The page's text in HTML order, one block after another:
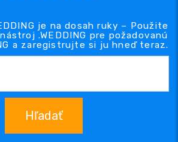
je na dosah ruky – Použite
.WEDDING pre požadovanú
a zaregistrujte si ju hneď teraz.
Hľadať